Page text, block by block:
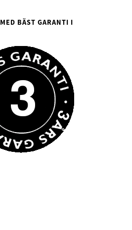
BÄST GARANTI I